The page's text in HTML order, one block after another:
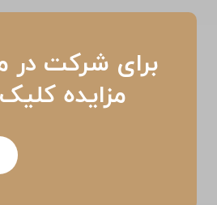
برای شرکت در
مزایده